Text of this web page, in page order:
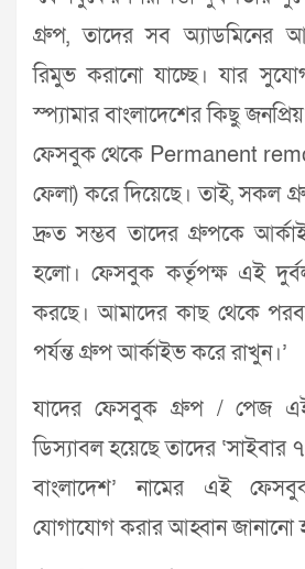
গ্রুপ, তাদের সব অ্যাডমিনের
রিমুভ করানো যাচ্ছে। যার
স্প্যামার বাংলাদেশের কিছু
ফেসবুক থেকে Permanent
ফেলা) করে দিয়েছে। তাই, সকল
দ্রুত সম্ভব তাদের গ্রুপকে
হলো। ফেসবুক কর্তৃপক্ষ এই
করছে। আমাদের কাছ থেকে
পর্যন্ত গ্রুপ আর্কাইভ করে রাখুন।’
যাদের ফেসবুক গ্রুপ / পেজ এই
ডিস্যাবল হয়েছে তাদের ‘সাইবার
বাংলাদেশ’ নামের এই
যোগাযোগ করার আহ্বান জানানো